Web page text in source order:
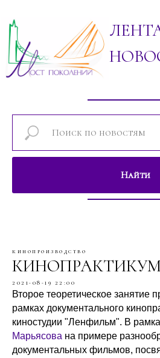
ЛЕНТА
НОВОСТЕЙ
Найти
кинопроизводство
КИНОПРАКТИКУМ
2021-08-19 22:00
Второе теоретическое занятие
рамках документального
киностудии "Ленфильм". В
Марьясова на примере
документальных фильмов,